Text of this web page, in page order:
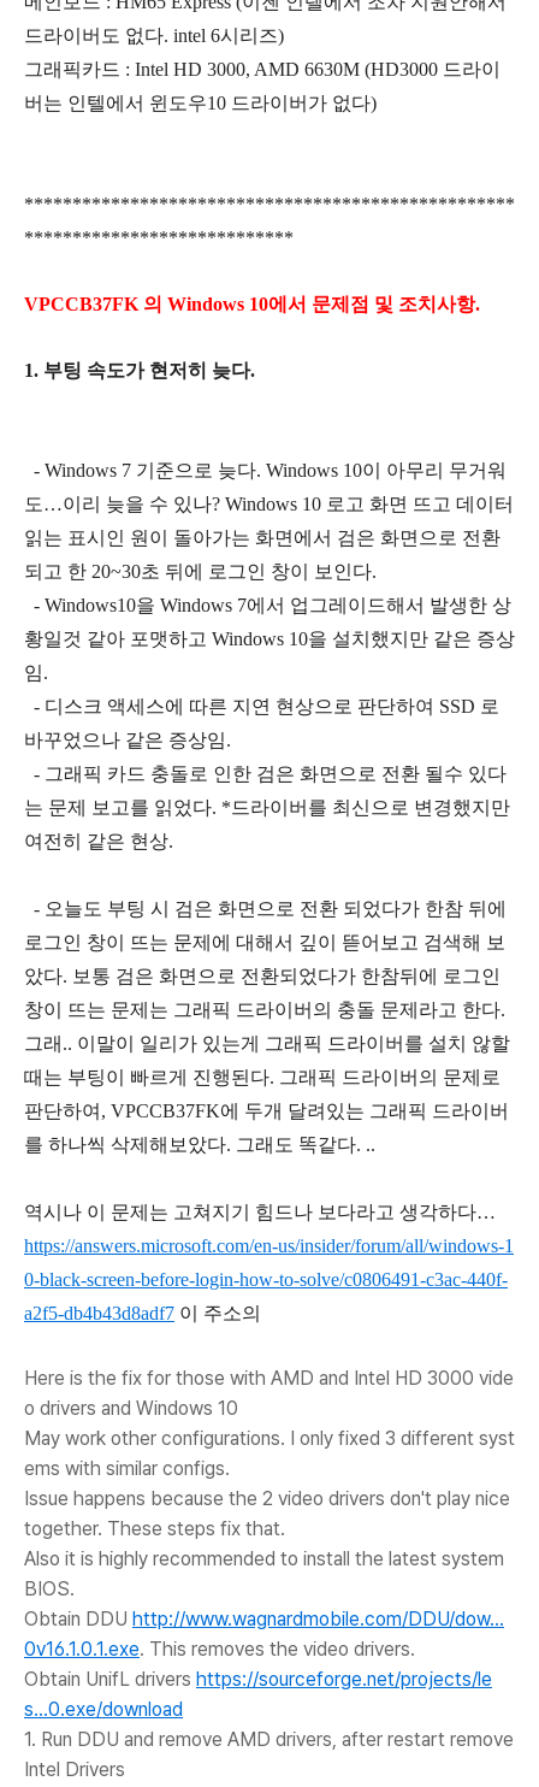
드라이버도 없다. intel 6시리즈)
그래픽카드 : Intel HD 3000, AMD 6630M (HD3000 드라이
버는 인텔에서 윈도우10 드라이버가 없다)
***************************************************
****************************
VPCCB37FK 의 Windows 10에서 문제점 및 조치사항.
1. 부팅 속도가 현저히 늦다.
- Windows 7 기준으로 늦다. Windows 10이 아무리 무거워
도…이리 늦을 수 있나? Windows 10 로고 화면 뜨고 데이터
읽는 표시인 원이 돌아가는 화면에서 검은 화면으로 전환
되고 한 20~30초 뒤에 로그인 창이 보인다.
- Windows10을 Windows 7에서 업그레이드해서 발생한 상
황일것 같아 포맷하고 Windows 10을 설치했지만 같은 증상
임.
- 디스크 액세스에 따른 지연 현상으로 판단하여 SSD 로
바꾸었으나 같은 증상임.
- 그래픽 카드 충돌로 인한 검은 화면으로 전환 될수 있다
는 문제 보고를 읽었다. *드라이버를 최신으로 변경했지만
여전히 같은 현상.
- 오늘도 부팅 시 검은 화면으로 전환 되었다가 한참 뒤에
로그인 창이 뜨는 문제에 대해서 깊이 뜯어보고 검색해 보
았다. 보통 검은 화면으로 전환되었다가 한참뒤에 로그인
창이 뜨는 문제는 그래픽 드라이버의 충돌 문제라고 한다.
그래.. 이말이 일리가 있는게 그래픽 드라이버를 설치 않할
때는 부팅이 빠르게 진행된다. 그래픽 드라이버의 문제로
판단하여, VPCCB37FK에 두개 달려있는 그래픽 드라이버
를 하나씩 삭제해보았다. 그래도 똑같다. ..
역시나 이 문제는 고쳐지기 힘드나 보다라고 생각하다…
https://answers.microsoft.com/en-us/insider/forum/all/windows-1
0-black-screen-before-login-how-to-solve/c0806491-c3ac-440f-
a2f5-db4b43d8adf7 이 주소의
Here is the fix for those with AMD and Intel HD 3000 vide
o drivers and Windows 10
May work other configurations. I only fixed 3 different syst
ems with similar configs.
Issue happens because the 2 video drivers don't play nice
together. These steps fix that.
Also it is highly recommended to install the latest system
BIOS.
Obtain DDU http://www.wagnardmobile.com/DDU/dow...
0v16.1.0.1.exe. This removes the video drivers.
Obtain UnifL drivers https://sourceforge.net/projects/le
s...0.exe/download
1. Run DDU and remove AMD drivers, after restart remove
Intel Drivers